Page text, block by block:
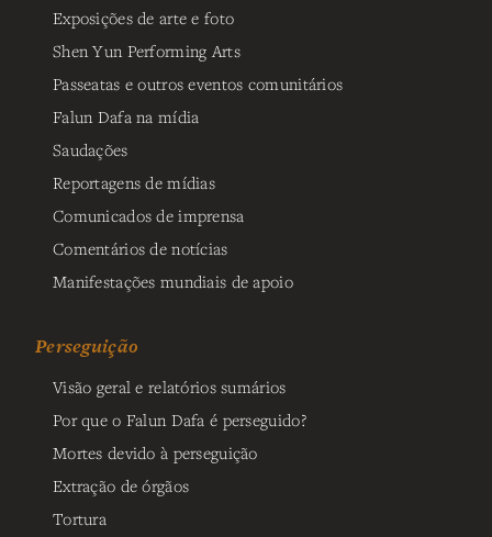
Exposições de arte e foto
Shen Yun Performing Arts
Passeatas e outros eventos comunitários
Falun Dafa na mídia
Saudações
Reportagens de mídias
Comunicados de imprensa
Comentários de notícias
Manifestações mundiais de apoio
Perseguição
Visão geral e relatórios sumários
Por que o Falun Dafa é perseguido?
Mortes devido à perseguição
Extração de órgãos
Tortura